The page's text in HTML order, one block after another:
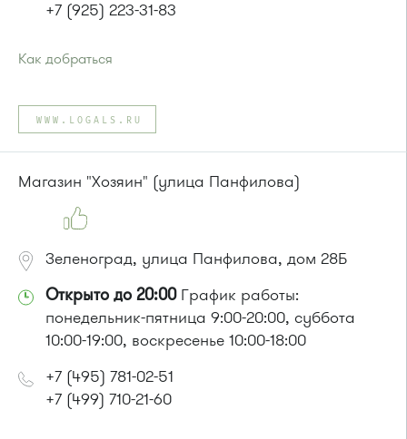
+7 (925) 223-31-83
Как добраться
Автобус № 22.
Маршрутка № 460м
или до остановки"Корпус 1620":
WWW.LOGALS.RU
Магазин "Хозяин" (улица Панфилова)
Зеленоград, улица Панфилова, дом 28Б
Открыто до 20:00График работы:
понедельник-пятница 9:00-20:00, суббота
10:00-19:00, воскресенье 10:00-18:00
+7 (495) 781-02-51
+7 (499) 710-21-60